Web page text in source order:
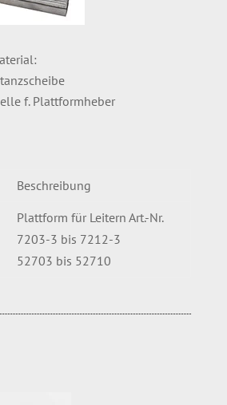
f. Plattformheber
Beschreibung
Plattform für Leitern Art.-Nr.
7203-3 bis 7212-3
52703 bis 52710